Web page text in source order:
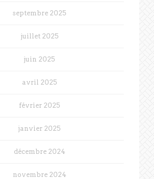
septembre 2025
juillet 2025
juin 2025
avril 2025
février 2025
janvier 2025
décembre 2024
novembre 2024